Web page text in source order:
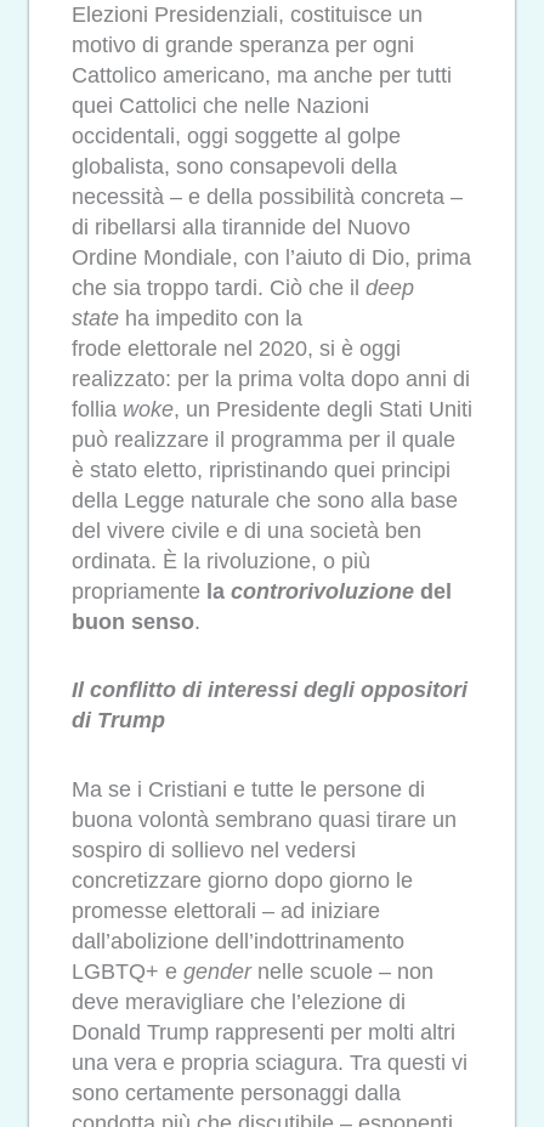
Elezioni Presidenziali, costituisce un
motivo di grande speranza per ogni
Cattolico americano, ma anche per tutti
quei Cattolici che nelle Nazioni
occidentali, oggi soggette al golpe
globalista, sono consapevoli della
necessità – e della possibilità concreta –
di ribellarsi alla tirannide del Nuovo
Ordine Mondiale, con l’aiuto di Dio, prima
che sia troppo tardi. Ciò che il deep
state ha impedito con la
frode elettorale nel 2020, si è oggi
realizzato: per la prima volta dopo anni di
follia woke, un Presidente degli Stati Uniti
può realizzare il programma per il quale
è stato eletto, ripristinando quei principi
della Legge naturale che sono alla base
del vivere civile e di una società ben
ordinata. È la rivoluzione, o più
propriamente la controrivoluzione del
buon senso.
Il conflitto di interessi degli oppositori
di Trump
Ma se i Cristiani e tutte le persone di
buona volontà sembrano quasi tirare un
sospiro di sollievo nel vedersi
concretizzare giorno dopo giorno le
promesse elettorali – ad iniziare
dall’abolizione dell’indottrinamento
LGBTQ+ e gendernelle scuole – non
deve meravigliare che l’elezione di
Donald Trump rappresenti per molti altri
una vera e propria sciagura. Tra questi vi
sono certamente personaggi dalla